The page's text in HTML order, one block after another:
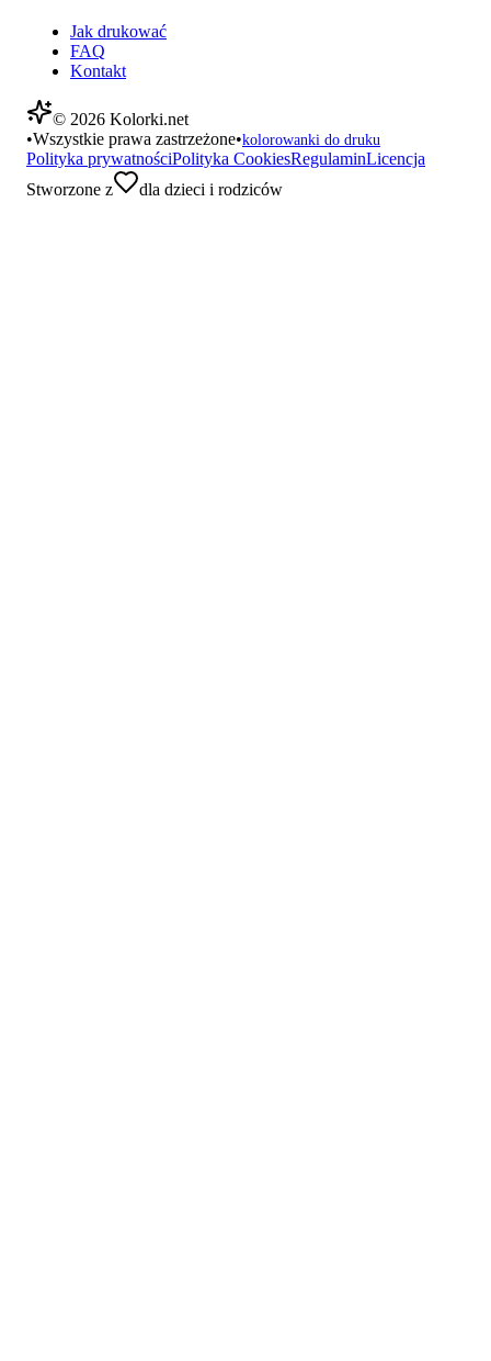
Jak drukować
FAQ
Kontakt
© 2026 Kolorki.net
•Wszystkie prawa zastrzeżone•kolorowanki do druku
Polityka prywatnościPolityka CookiesRegulaminLicencja
Stworzone z
dla dzieci i rodziców